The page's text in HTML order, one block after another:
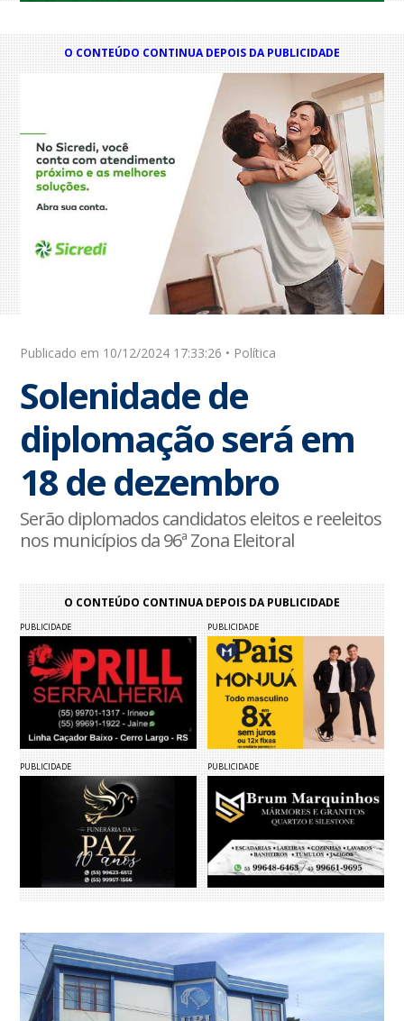
O CONTEÚDO CONTINUA DEPOIS DA PUBLICIDADE
Publicado em 10/12/2024 17:33:26 • Política
Solenidade de
diplomação será em
18 de dezembro
Serão diplomados candidatos eleitos e reeleitos
nos municípios da 96ª Zona Eleitoral
O CONTEÚDO CONTINUA DEPOIS DA PUBLICIDADE
PUBLICIDADE PUBLICIDADE
PUBLICIDADE PUBLICIDADE